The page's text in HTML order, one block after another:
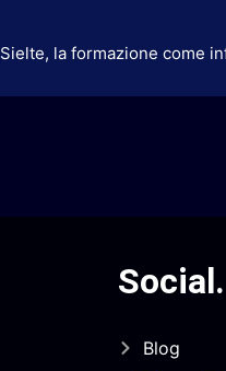
Sielte, la formazione come
Social.
Blog